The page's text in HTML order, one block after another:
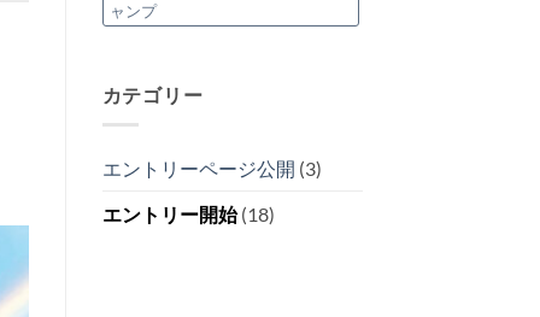
ャンプ
カテゴリー
エントリーページ公開 (3)
エントリー開始(18)